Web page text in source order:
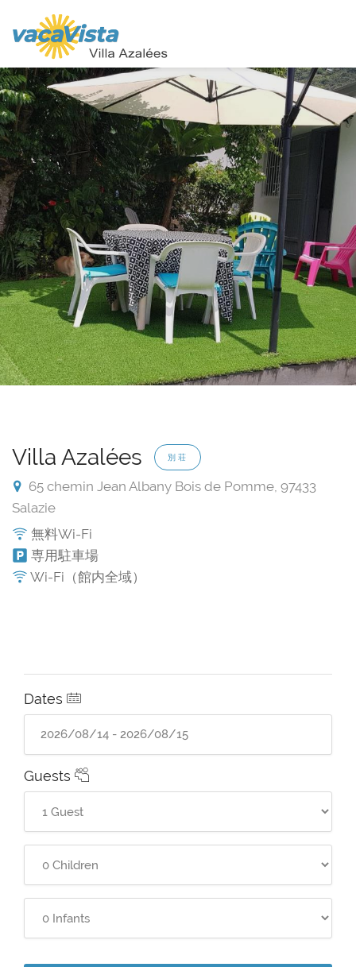
Villa Azalées 別荘
65 chemin Jean Albany Bois de Pomme, 97433
Salazie
無料Wi-Fi
専用駐車場
Wi-Fi（館内全域）
Dates
Guests